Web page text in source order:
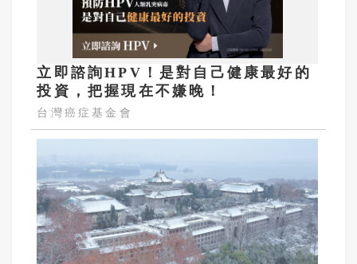
立即諮詢HPV！是對自己健康最好的
投資，把握現在不嫌晚！
台灣癌症基金會